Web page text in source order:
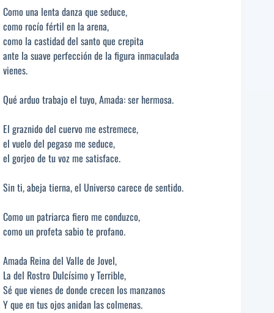
Como una lenta danza que seduce,
como rocío fértil en la arena,
como la castidad del santo que crepita
ante la suave perfección de la figura inmaculada
vienes.
Qué arduo trabajo el tuyo, Amada: ser hermosa.
El graznido del cuervo me estremece,
el vuelo del pegaso me seduce,
el gorjeo de tu voz me satisface.
Sin ti, abeja tierna, el Universo carece de sentido.
Como un patriarca fiero me conduzco,
como un profeta sabio te profano.
Amada Reina del Valle de Jovel,
La del Rostro Dulcísimo y Terrible,
Sé que vienes de donde crecen los manzanos
Y que en tus ojos anidan las colmenas.